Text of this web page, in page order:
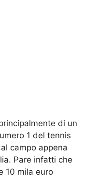
di un
1 del tennis
campo appena
Pare infatti che
10 mila euro